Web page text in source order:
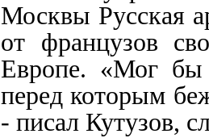
Москвы Русская
от французов
Европе. «Мог бы
перед которым
- писал Кутузов,